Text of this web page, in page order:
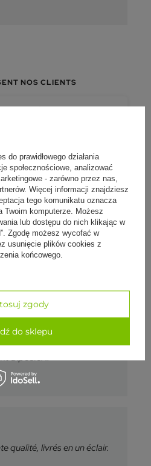
NOS CLIENTS
4,9 / 5
arrivé sous 24 heures.
adaptée à la taille du
avec le plus grand plaisir.
Fiable et
acheté était bien
expédié. »
qualité, livrés en un éclair.
prawidłowego działania
społecznościowe, analizować
- zarówno przez nas,
Więcej informacji znajdziesz
tego komunikatu oznacza
Twoim komputerze. Możesz
lub dostępu do nich klikając w
Zgodę możesz wycofać w
usunięcie plików cookies z
końcowego.
zgody
do sklepu